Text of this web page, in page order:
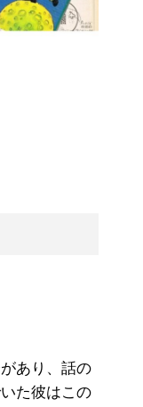
あり、話の
た彼はこの